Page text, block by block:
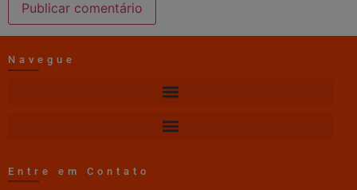
Navegue
Entre em Contato